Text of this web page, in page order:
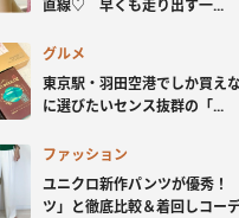
直線♡ 早くも走り出す一...
グルメ
東京駅・羽田空港でしか買
に選びたいセンス抜群の「...
ファッション
ユニクロ新作パンツが優秀
ツ」と徹底比較＆着回しコー